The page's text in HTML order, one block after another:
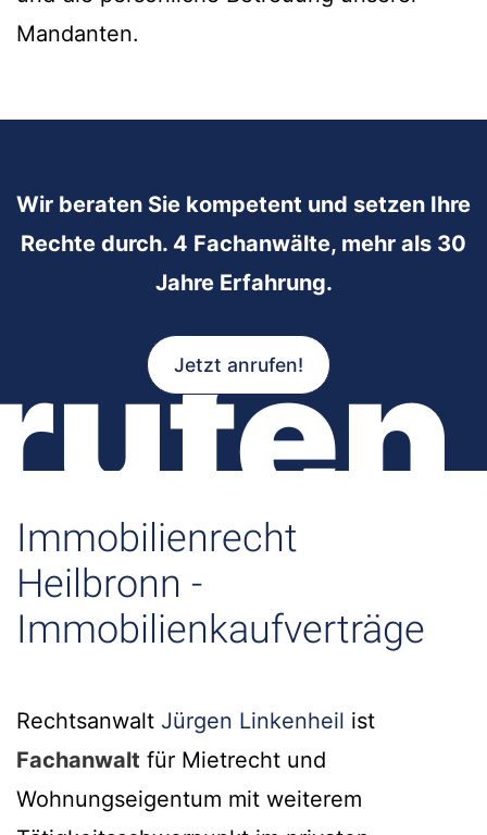
Mandanten.
Wir beraten Sie kompetent und setzen Ihre
Rechte durch. 4 Fachanwälte, mehr als 30
Jahre Erfahrung.
Jetzt anrufen!
Immobilienrecht
Heilbronn -
Immobilienkaufverträge
Rechtsanwalt Jürgen Linkenheil ist
Fachanwalt für Mietrecht und
Wohnungseigentum mit weiterem